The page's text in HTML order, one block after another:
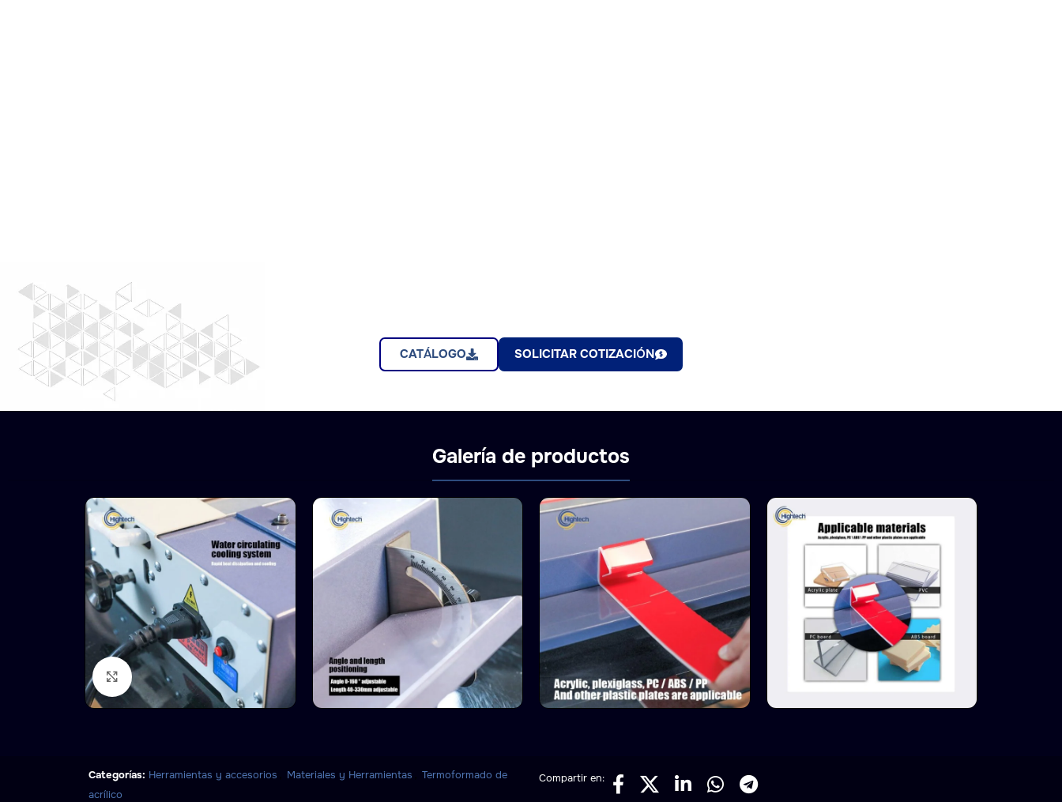
CATÁLOGO SOLICITAR COTIZACIÓN
Galería de productos
Click to enlarge
Categorías: Herramientas y accesorios Materiales y Herramientas
Termoformado de
acrílico
Compartir en: